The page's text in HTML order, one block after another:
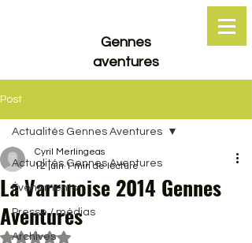
Gennes
aventures
Post
Actualités Gennes Aventures
Événements
Presse / médias
Archives
Actualités Gennes Aventures
La Varrinoise 2014 Gennes
Aventures
Cyril Merlingeas
12 juin 1 min de lecture
Noté NaN étoiles sur 5.